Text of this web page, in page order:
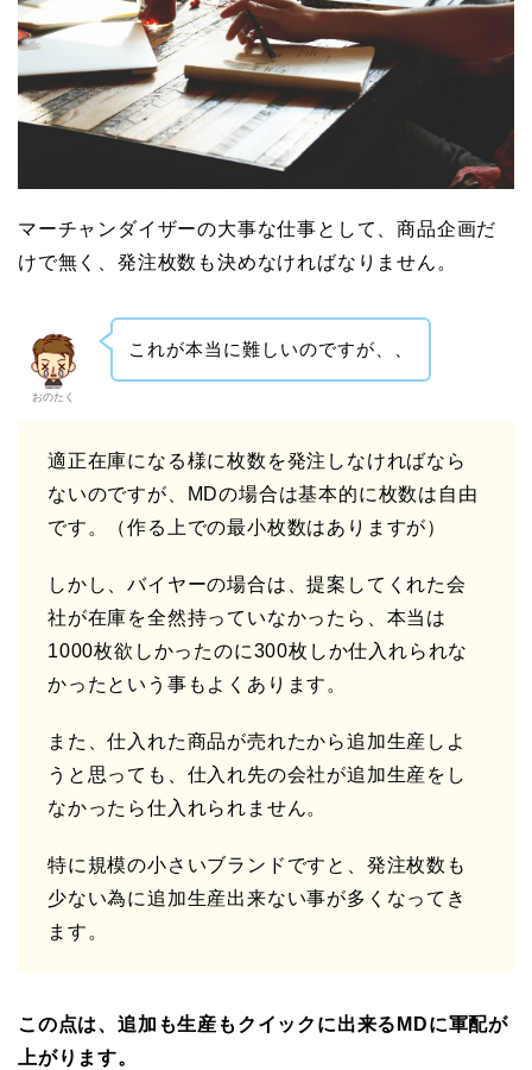
マーチャンダイザーの大事な仕事として、商品企画だ
けで無く、発注枚数も決めなければなりません。
おのたく
これが本当に難しいのですが、、
適正在庫になる様に枚数を発注しなければなら
ないのですが、MDの場合は基本的に枚数は自由
です。（作る上での最小枚数はありますが）
しかし、バイヤーの場合は、提案してくれた会
社が在庫を全然持っていなかったら、本当は
1000枚欲しかったのに300枚しか仕入れられな
かったという事もよくあります。
また、仕入れた商品が売れたから追加生産しよ
うと思っても、仕入れ先の会社が追加生産をし
なかったら仕入れられません。
特に規模の小さいブランドですと、発注枚数も
少ない為に追加生産出来ない事が多くなってき
ます。
この点は、追加も生産もクイックに出来るMDに軍配が
上がります。